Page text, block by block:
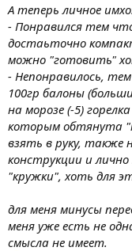
А теперь личное
- Понравился тем
достаьточно
можно "готовить"
- Непонравилось,
100гр балоны
на морозе (-5)
которым обтянута
взять в руку, также
конструкции и
"кружки", хоть для
для меня минусы
меня уже есть не
смысла не имеет.